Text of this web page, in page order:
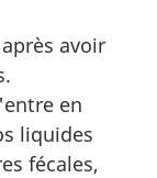
avoir
en
liquides
fécales,